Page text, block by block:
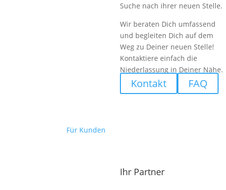
Suche nach ihrer neuen Stelle.
Wir beraten Dich umfassend
und begleiten Dich auf dem
Weg zu Deiner neuen Stelle!
Kontaktiere einfach die
Niederlassung in Deiner Nähe.
Kontakt FAQ
Für Kunden
Ihr Partner